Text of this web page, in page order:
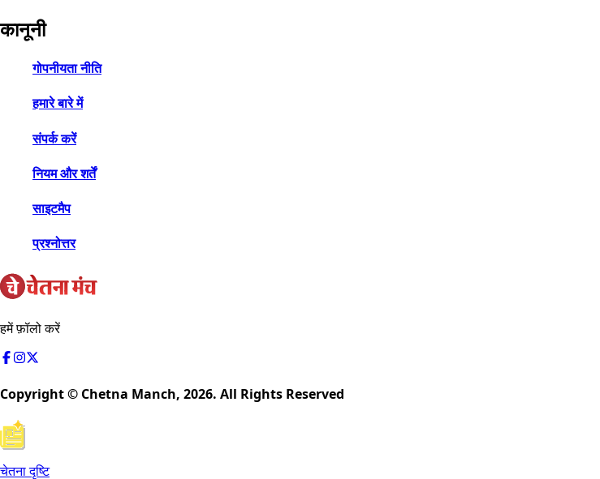
कानूनी
गोपनीयता नीति
हमारे बारे में
संपर्क करें
नियम और शर्तें
साइटमैप
प्रश्नोत्तर
हमें फ़ॉलो करें
Copyright © Chetna Manch, 2026. All Rights Reserved
चेतना दृष्टि